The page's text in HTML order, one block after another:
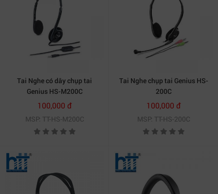
Tai Nghe có dây chụp tai
Genius HS-M200C
100,000 đ
MSP: TT-HS-M200C
Tai Nghe chụp tai Genius HS-
200C
100,000 đ
MSP: TT-HS-200C